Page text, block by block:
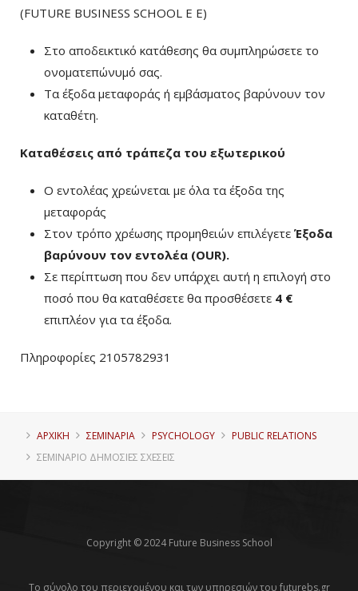
(FUTURE BUSINESS SCHOOL E E)
Στο αποδεικτικό κατάθεσης θα συμπληρώσετε το
ονοματεπώνυμό σας.
Τα έξοδα μεταφοράς ή εμβάσματος βαρύνουν τον
καταθέτη.
Καταθέσεις από τράπεζα του εξωτερικού
Ο εντολέας χρεώνεται με όλα τα έξοδα της
μεταφοράς
Στον τρόπο χρέωσης προμηθειών επιλέγετε Έξοδα
βαρύνουν τον εντολέα (ΟUR).
Σε περίπτωση που δεν υπάρχει αυτή η επιλογή στο
ποσό που θα καταθέσετε θα προσθέσετε 4 €
επιπλέον για τα έξοδα.
Πληροφορίες 2105782931
ΑΡΧΙΚΗ ΣΕΜΙΝΑΡΙΑ PSYCHOLOGY
PUBLIC RELATIONS
ΣΕΜΙΝΆΡΙΟ ΔΗΜΌΣΙΕΣ ΣΧΈΣΕΙΣ
Copyright © 2024 Future Business School
Το σύνολο του περιεχομένου και των υπηρεσιών του futurebs.gr